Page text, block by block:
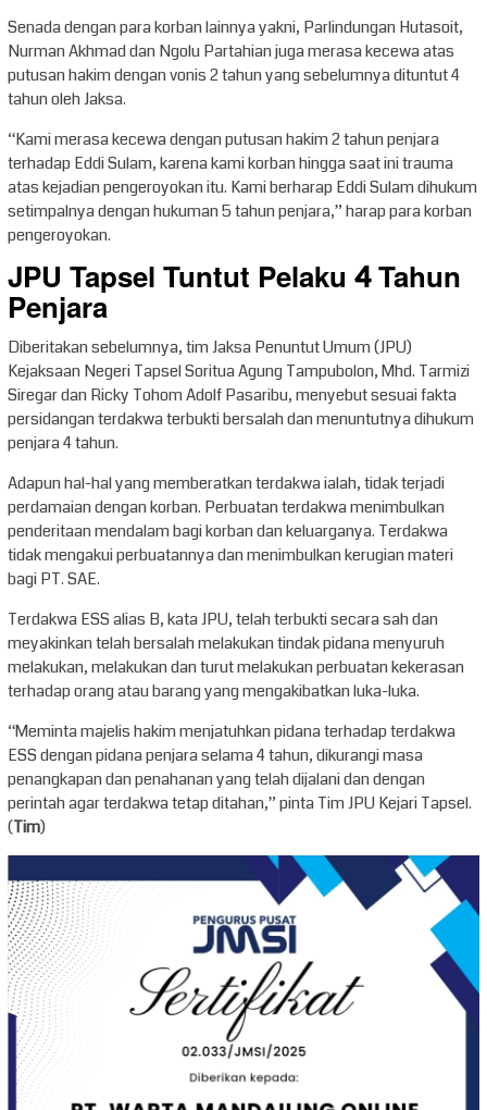
Senada dengan para korban lainnya yakni, Parlindungan Hutasoit,
Nurman Akhmad dan Ngolu Partahian juga merasa kecewa atas
putusan hakim dengan vonis 2 tahun yang sebelumnya dituntut 4
tahun oleh Jaksa.
“Kami merasa kecewa dengan putusan hakim 2 tahun penjara
terhadap Eddi Sulam, karena kami korban hingga saat ini trauma
atas kejadian pengeroyokan itu. Kami berharap Eddi Sulam dihukum
setimpalnya dengan hukuman 5 tahun penjara,” harap para korban
pengeroyokan.
JPU Tapsel Tuntut Pelaku 4 Tahun
Penjara
Diberitakan sebelumnya, tim Jaksa Penuntut Umum (JPU)
Kejaksaan Negeri Tapsel Soritua Agung Tampubolon, Mhd. Tarmizi
Siregar dan Ricky Tohom Adolf Pasaribu, menyebut sesuai fakta
persidangan terdakwa terbukti bersalah dan menuntutnya dihukum
penjara 4 tahun.
Adapun hal-hal yang memberatkan terdakwa ialah, tidak terjadi
perdamaian dengan korban. Perbuatan terdakwa menimbulkan
penderitaan mendalam bagi korban dan keluarganya. Terdakwa
tidak mengakui perbuatannya dan menimbulkan kerugian materi
bagi PT. SAE.
Terdakwa ESS alias B, kata JPU, telah terbukti secara sah dan
meyakinkan telah bersalah melakukan tindak pidana menyuruh
melakukan, melakukan dan turut melakukan perbuatan kekerasan
terhadap orang atau barang yang mengakibatkan luka-luka.
“Meminta majelis hakim menjatuhkan pidana terhadap terdakwa
ESS dengan pidana penjara selama 4 tahun, dikurangi masa
penangkapan dan penahanan yang telah dijalani dan dengan
perintah agar terdakwa tetap ditahan,” pinta Tim JPU Kejari Tapsel.
(Tim)